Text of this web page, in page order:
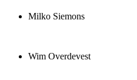
Milko Siemons
Wim Overdevest